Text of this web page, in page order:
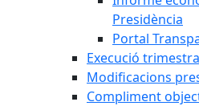
Presidència
Portal
Execució
Modificacions
Compliment